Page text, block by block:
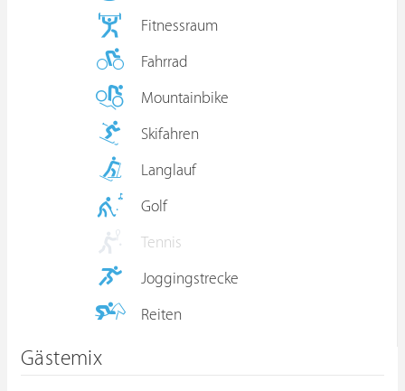
Fitnessraum
Fahrrad
Mountainbike
Skifahren
Langlauf
Golf
Tennis
Joggingstrecke
Reiten
Gästemix